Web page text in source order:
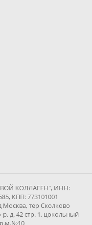
КОЛЛАГЕН", ИНН:
КПП: 773101001
Москва, тер Сколково
д. 42 стр. 1, цокольный